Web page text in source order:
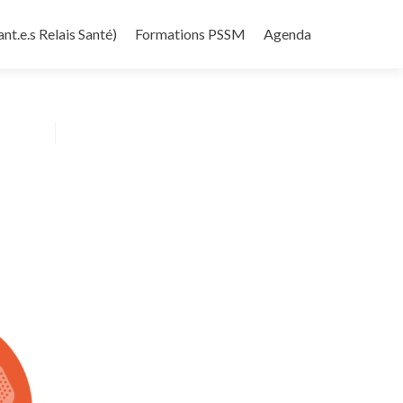
Relais Santé) Formations PSSM Agenda